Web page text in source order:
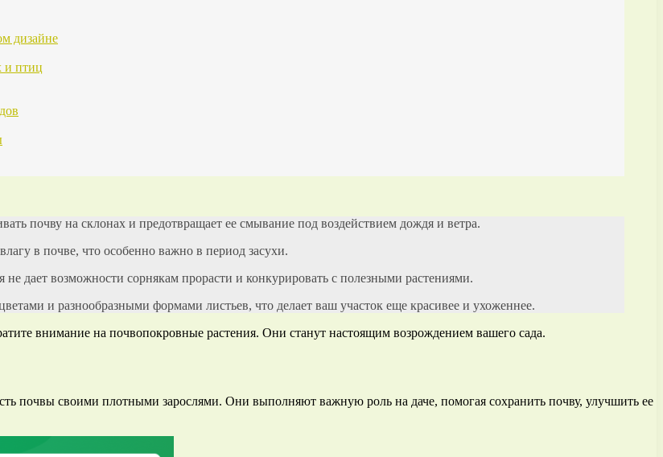
дизайне
и птиц
почву на склонах и предотвращает ее смывание под воздействием дождя и ветра.
в почве, что особенно важно в период засухи.
дает возможности сорнякам прорасти и конкурировать с полезными растениями.
и разнообразными формами листьев, что делает ваш участок еще красивее и ухоженнее.
внимание на почвопокровные растения. Они станут настоящим возрождением вашего сада.
почвы своими плотными зарослями. Они выполняют важную роль на даче, помогая сохранить почву, улучшить ее